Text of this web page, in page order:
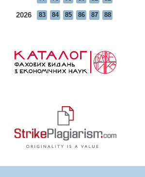
2026 83 84 85 86 87 88